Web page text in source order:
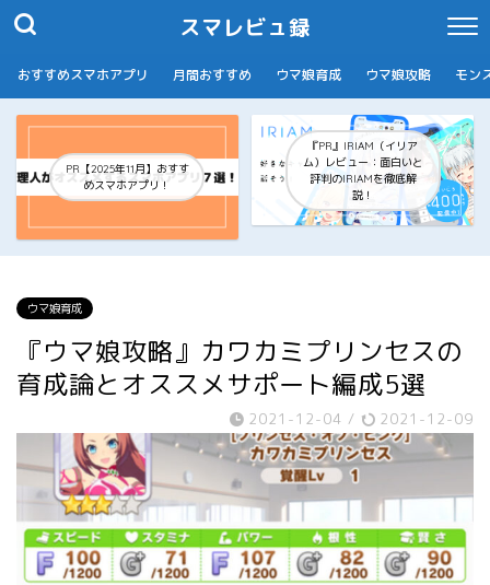
スマレビュ録
おすすめスマホアプリ 月間おすすめ ウマ娘育成 ウマ娘攻略 モン
PR【2025年11月】おすす
めスマホアプリ！
『PR』IRIAM（イリア
ム）レビュー：面白いと
評判のIRIAMを徹底解
説！
ウマ娘育成
『ウマ娘攻略』カワカミプリンセスの
育成論とオススメサポート編成5選
2021-12-04 / 2021-12-09